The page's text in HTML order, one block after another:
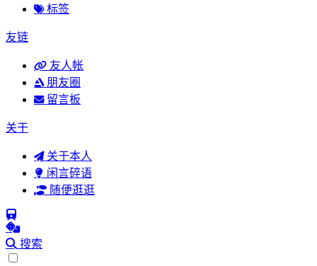
标签
友链
友人帐
朋友圈
留言板
关于
关于本人
闲言碎语
随便逛逛
搜索